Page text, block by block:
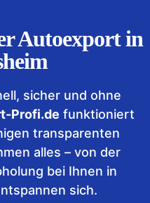
Autoexport in
sicher und ohne
Profi.de funktioniert
transparenten
alles – von der
bei Ihnen in
sich.